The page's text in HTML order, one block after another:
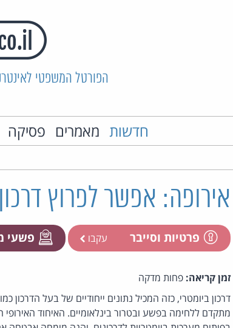
הפורטל המשפטי
חדשות מאמרים פסיקה
אירופה: אפשר לפרוץ
פרטיות וסייבר עקבו פשעי
זמן קריאה: פחות מדקה
דרכון ביומטרי, כזה המכיל נתונים ייחודיים של בעל הדרכון
מתקדם ללחימה בפשע ובטרור בינלאומיים. האיחוד